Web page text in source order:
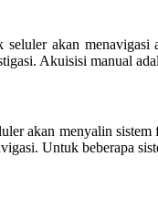
akan
Akuisisi manual
akan menyalin
Untuk beberapa